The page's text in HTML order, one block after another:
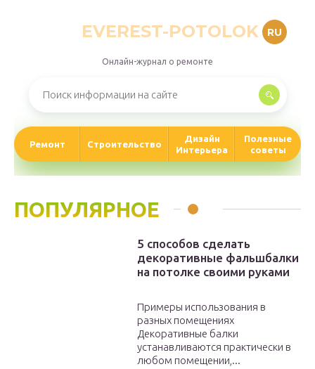
EVEREST-POTOLOK RU
Онлайн-журнал о ремонте
Ремонт Строительство
Дизайн
Интерьера
Полезные
советы
ПОПУЛЯРНОЕ
5 способов сделать
декоративные фальшбалки
на потолке своими руками
Примеры использования в
разных помещениях
Декоративные балки
устанавливаются практически в
любом помещении,...